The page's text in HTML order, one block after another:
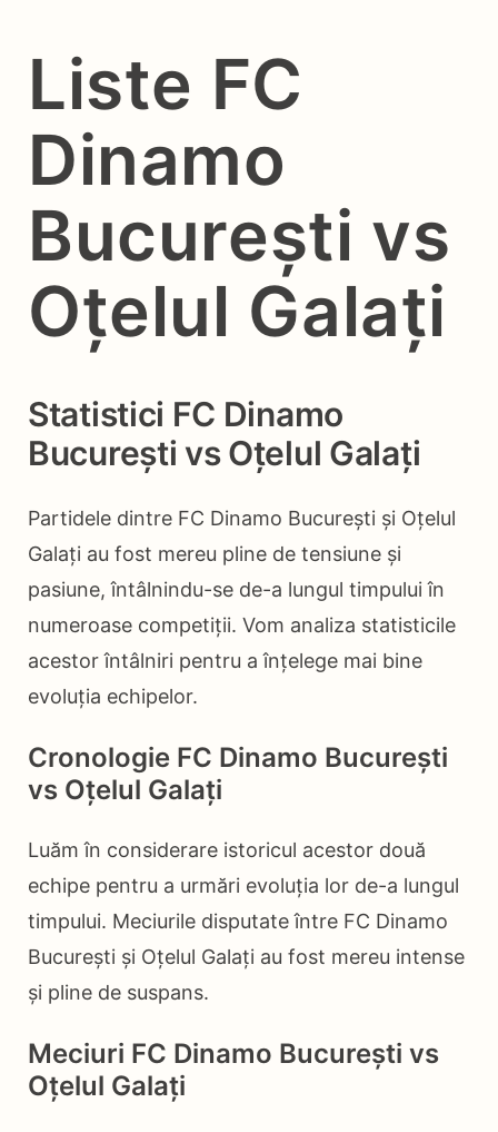
Liste FC
Dinamo
București vs
Oțelul Galați
Statistici FC Dinamo
București vs Oțelul Galați
Partidele dintre FC Dinamo București și Oțelul
Galați au fost mereu pline de tensiune și
pasiune, întâlnindu-se de-a lungul timpului în
numeroase competiții. Vom analiza statisticile
acestor întâlniri pentru a înțelege mai bine
evoluția echipelor.
Cronologie FC Dinamo București
vs Oțelul Galați
Luăm în considerare istoricul acestor două
echipe pentru a urmări evoluția lor de-a lungul
timpului. Meciurile disputate între FC Dinamo
București și Oțelul Galați au fost mereu intense
și pline de suspans.
Meciuri FC Dinamo București vs
Oțelul Galați